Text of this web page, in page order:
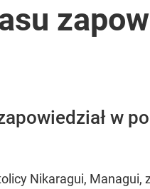
w
Nikaragui, Managui,